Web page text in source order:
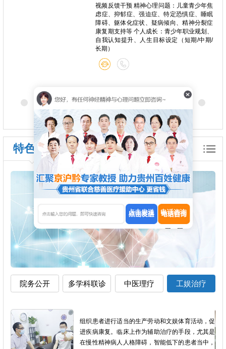
视频反馈干预 精神心理问题：儿童青少年焦
虑症、抑郁症、强迫症、特定恐惧症、睡眠
障碍、躯体化症状、疑病倾向、精神分裂症
康复期支持等 个人成长：青少年职业规划、
自我认知提升、人生目标设定（短期/中期/
长期）
特色诊疗
院务公开 多学科联诊 中医理疗 工娱治疗
组织患者进行适当的生产劳动和文娱体育活动，促
进疾病康复。临床上作为辅助治疗的手段，尤其是
在慢性精神病人人格障碍，智能低下的患者当中，
点击发送 电话咨询